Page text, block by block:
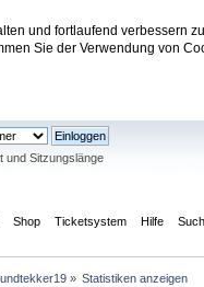
und fortlaufend verbessern
Sie der Verwendung von
und Sitzungslänge
Shop Ticketsystem Hilfe
» Statistiken anzeigen